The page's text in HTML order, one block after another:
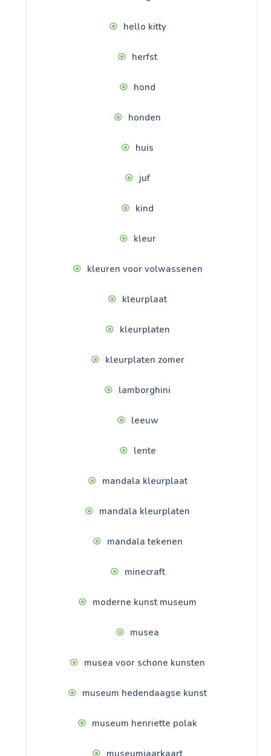
hello kitty
herfst
hond
honden
huis
juf
kind
kleur
kleuren voor volwassenen
kleurplaat
kleurplaten
kleurplaten zomer
lamborghini
leeuw
lente
mandala kleurplaat
mandala kleurplaten
mandala tekenen
minecraft
moderne kunst museum
musea
musea voor schone kunsten
museum hedendaagse kunst
museum henriette polak
museumjaarkaart